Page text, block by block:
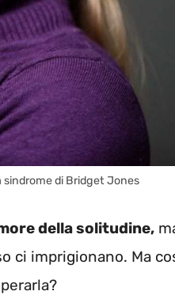
sindrome di Bridget Jones
della solitudine,
ci imprigionano. Ma